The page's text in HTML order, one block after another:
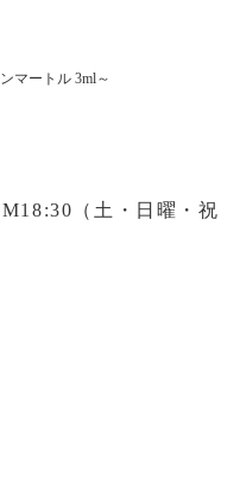
マートル 3ml～
（土・日曜・祝